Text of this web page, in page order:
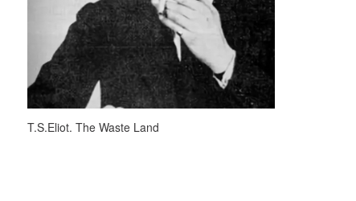
T.S.Eliot. The Waste Land